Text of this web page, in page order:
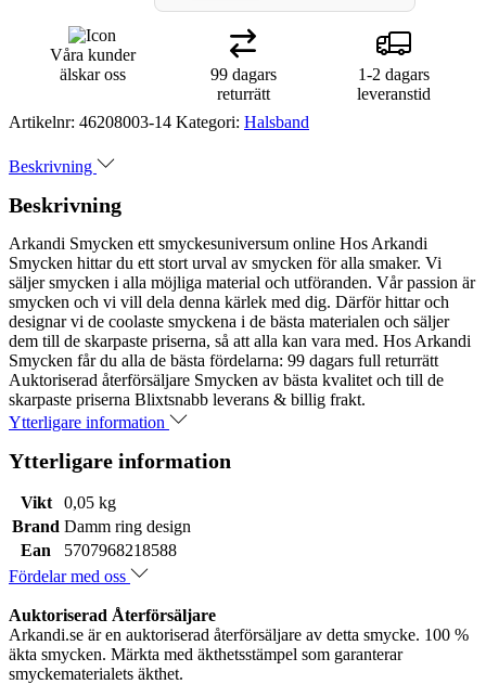
Våra kunder
älskar oss
99 dagars
returrätt
1-2 dagars
leveranstid
Artikelnr: 46208003-14 Kategori: Halsband
Beskrivning
Beskrivning
Arkandi Smycken ett smyckesuniversum online Hos Arkandi
Smycken hittar du ett stort urval av smycken för alla smaker. Vi
säljer smycken i alla möjliga material och utföranden. Vår passion är
smycken och vi vill dela denna kärlek med dig. Därför hittar och
designar vi de coolaste smyckena i de bästa materialen och säljer
dem till de skarpaste priserna, så att alla kan vara med. Hos Arkandi
Smycken får du alla de bästa fördelarna: 99 dagars full returrätt
Auktoriserad återförsäljare Smycken av bästa kvalitet och till de
skarpaste priserna Blixtsnabb leverans & billig frakt.
Ytterligare information
Ytterligare information
Vikt
0,05 kg
Brand Damm ring design
Ean
5707968218588
Fördelar med oss
Auktoriserad Återförsäljare
Arkandi.se är en auktoriserad återförsäljare av detta smycke. 100 %
äkta smycken. Märkta med äkthetsstämpel som garanterar
smyckematerialets äkthet.